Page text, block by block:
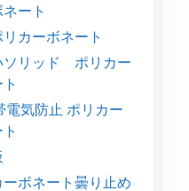
ート
カーボネート
ソリッド ポリカー
電気防止 ポリカー
ーボネート曇り止め